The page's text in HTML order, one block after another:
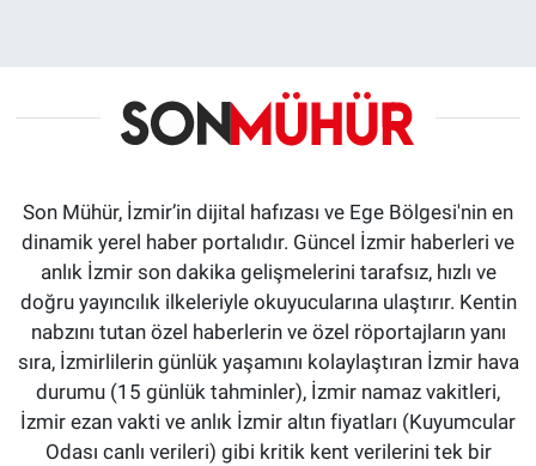
Son Mühür, İzmir’in dijital hafızası ve Ege Bölgesi'nin en
dinamik yerel haber portalıdır. Güncel İzmir haberleri ve
anlık İzmir son dakika gelişmelerini tarafsız, hızlı ve
doğru yayıncılık ilkeleriyle okuyucularına ulaştırır. Kentin
nabzını tutan özel haberlerin ve özel röportajların yanı
sıra, İzmirlilerin günlük yaşamını kolaylaştıran İzmir hava
durumu (15 günlük tahminler), İzmir namaz vakitleri,
İzmir ezan vakti ve anlık İzmir altın fiyatları (Kuyumcular
Odası canlı verileri) gibi kritik kent verilerini tek bir